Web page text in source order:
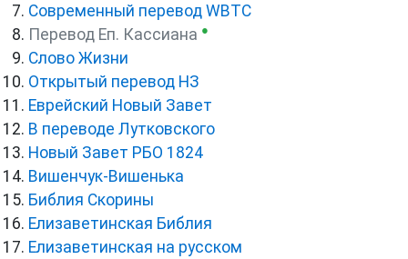
Cовременный перевод WBTC
Перевод Еп. Кассиана ●
Слово Жизни
Открытый перевод НЗ
Еврейский Новый Завет
В переводе Лутковского
Новый Завет РБО 1824
Вишенчук-Вишенька
Библия Скорины
Елизаветинская Библия
Елизаветинская на русском